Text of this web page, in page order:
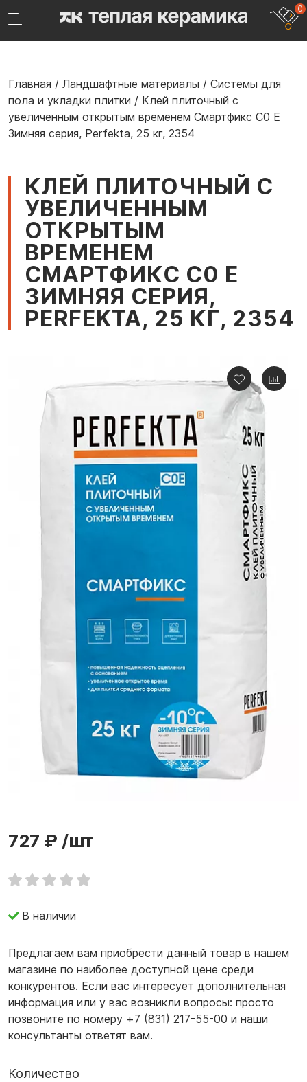
0
Главная / Ландшафтные материалы / Системы для
пола и укладки плитки / Клей плиточный с
увеличенным открытым временем Смартфикс C0 E
Зимняя серия, Perfekta, 25 кг, 2354
КЛЕЙ ПЛИТОЧНЫЙ С
УВЕЛИЧЕННЫМ
ОТКРЫТЫМ
ВРЕМЕНЕМ
СМАРТФИКС C0 E
ЗИМНЯЯ СЕРИЯ,
PERFEKTA, 25 КГ, 2354
727 ₽ /шт
В наличии
Предлагаем вам приобрести данный товар в нашем
магазине по наиболее доступной цене среди
конкурентов. Если вас интересует дополнительная
информация или у вас возникли вопросы: просто
позвоните по номеру +7 (831) 217-55-00 и наши
консультанты ответят вам.
Количество